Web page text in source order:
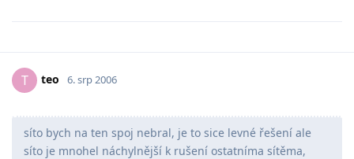
T teo 6. srp 2006
síto bych na ten spoj nebral, je to sice levné řešení ale
síto je mnohel náchylnější k rušení ostatníma sítěma,